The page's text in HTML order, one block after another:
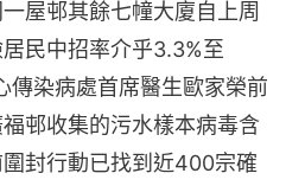
屋邨其餘七幢大廈自上周
民中招率介乎3.3%至
傳染病處首席醫生歐家榮前
邨收集的污水樣本病毒含
封行動已找到近400宗確